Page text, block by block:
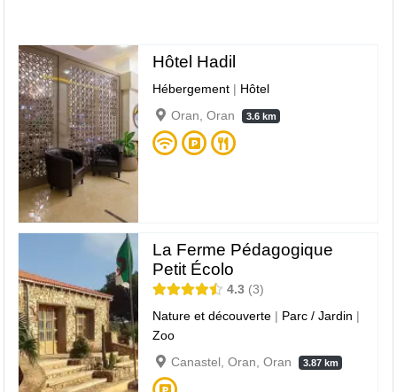
Hôtel Hadil
Hébergement | Hôtel
Oran, Oran
3.6 km
La Ferme Pédagogique
Petit Écolo
4.3 3
Nature et découverte | Parc / Jardin |
Zoo
Canastel, Oran, Oran
3.87 km